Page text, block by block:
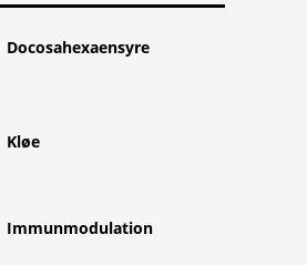
Docosahexaensyre
Kløe
Immunmodulation